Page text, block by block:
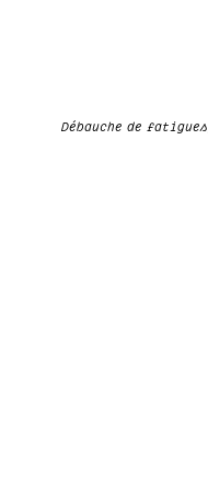
Débauche de fatigues